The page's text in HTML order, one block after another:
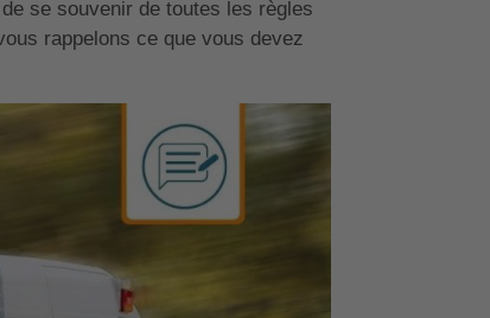
se souvenir de toutes les règles
rappelons ce que vous devez